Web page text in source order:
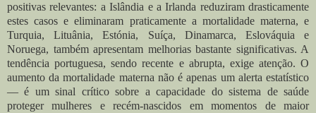
positivas relevantes: a Islândia e a Irlanda reduziram drasticamente
estes casos e eliminaram praticamente a mortalidade materna, e
Turquia, Lituânia, Estónia, Suíça, Dinamarca, Eslováquia e
Noruega, também apresentam melhorias bastante significativas. A
tendência portuguesa, sendo recente e abrupta, exige atenção. O
aumento da mortalidade materna não é apenas um alerta estatístico
— é um sinal crítico sobre a capacidade do sistema de saúde
proteger mulheres e recém-nascidos em momentos de maior